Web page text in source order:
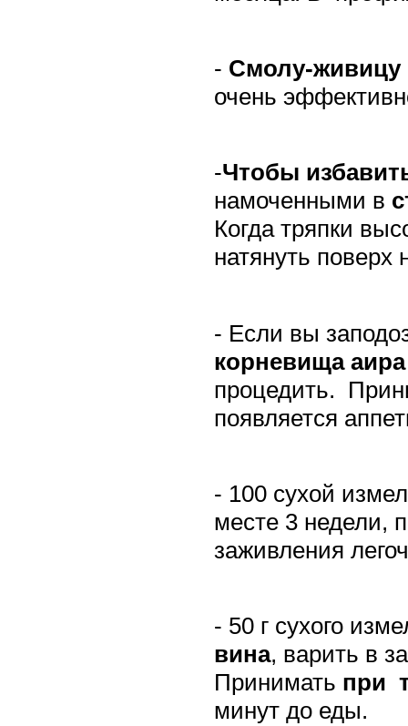
- Смолу-живицу
очень
-Чтобы
намоченными в
Когда тряпки
натянуть
- Если вы
корневища аира
процедить.
появляется
- 100 сухой
месте 3 недели,
заживления
- 50 г сухого
вина, варить в
Принимать при
минут до еды.